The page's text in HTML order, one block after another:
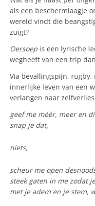
als een beschermlaagje
wereld vindt die
zuigt?
Oersoep is een lyrische
wegheeft van een trip
Via bevallingspijn,
innerlijke leven van een
verlangen naar
geef me méér, meer en
snap je dat,
niets,
scheur me open
steek gaten in me zodat
met je adem en je stem,